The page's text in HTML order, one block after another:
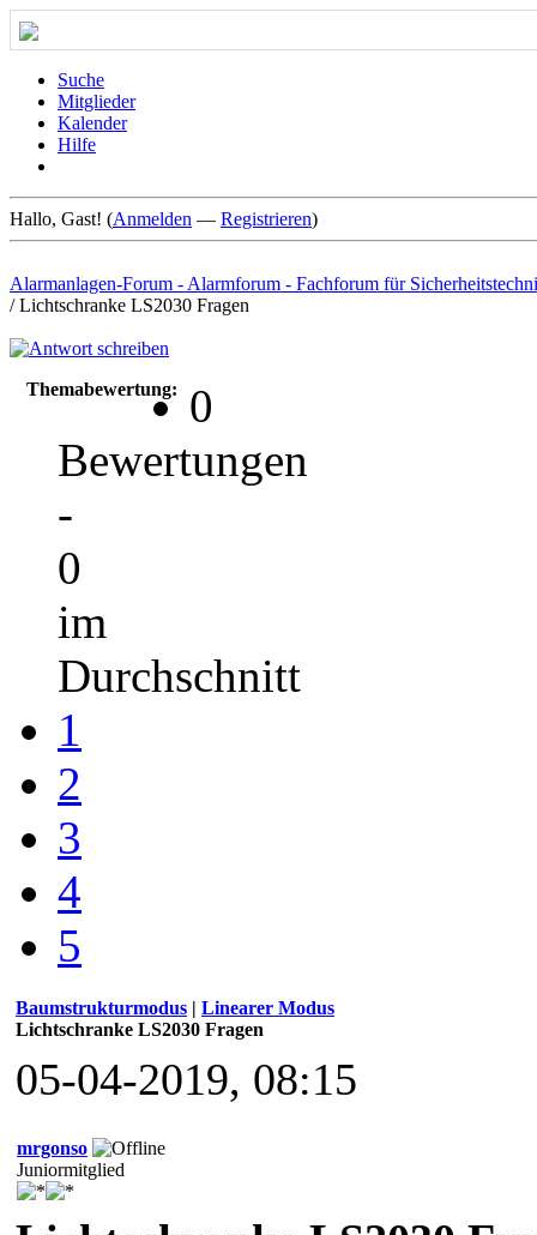
Suche
Mitglieder
Kalender
Hilfe
Hallo, Gast! (Anmelden — Registrieren)
Alarmanlagen-Forum - Alarmforum - Fachforum für
/Lichtschranke LS2030 Fragen
Themabewertung:
0
Bewertungen
-
0
im
Durchschnitt
1
2
3
4
5
Baumstrukturmodus | Linearer Modus
Lichtschranke LS2030 Fragen
05-04-2019, 08:15
mrgonso
Juniormitglied